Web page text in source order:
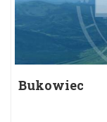
Bukowiec